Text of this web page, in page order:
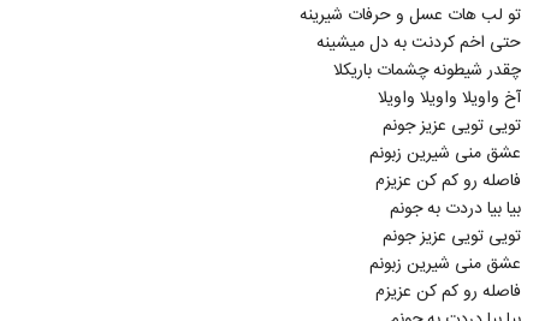
37
آهنگ مخاطب دل از کوروش بند(پاپ)
38
39
تو لب هات عسل و حرفات شیرینه
حتی اخم کردنت به دل میشینه
چقدر شیطونه چشمات باریکلا
آخ واویلا واویلا واویلا
تویی تویی عزیز جونم
عشق منی شیرین زبونم
فاصله رو کم کن عزیزم
بیا بیا دردت به جونم
تویی تویی عزیز جونم
عشق منی شیرین زبونم
فاصله رو کم کن عزیزم